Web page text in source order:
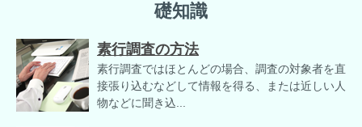
礎知識
素行調査の方法
素行調査ではほとんどの場合、調査の対象者を直
接張り込むなどして情報を得る、または近しい人
物などに聞き込...